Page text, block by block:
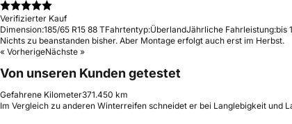
Verifizierter Kauf
Dimension:185/65 R15 88 TFahrtentyp:ÜberlandJährliche Fahrleistung:bis
Nichts zu beanstanden bisher. Aber Montage erfolgt auch erst im Herbst.
« VorherigeNächste »
Von unseren Kunden getestet
Gefahrene Kilometer371.450 km
Im Vergleich zu anderen Winterreifen schneidet er bei Langlebigkeit